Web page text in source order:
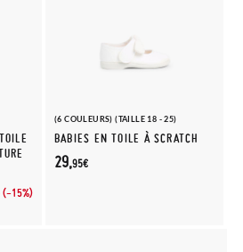
(-15%)
(6 COULEURS) (TAILLE 18 - 25)
BABIES EN TOILE À SCRATCH
29,95€